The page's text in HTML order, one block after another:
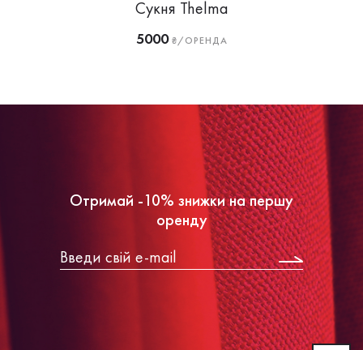
Сукня Thelma
5000₴/ОРЕНДА
Отримай -10% знижки на першу
оренду